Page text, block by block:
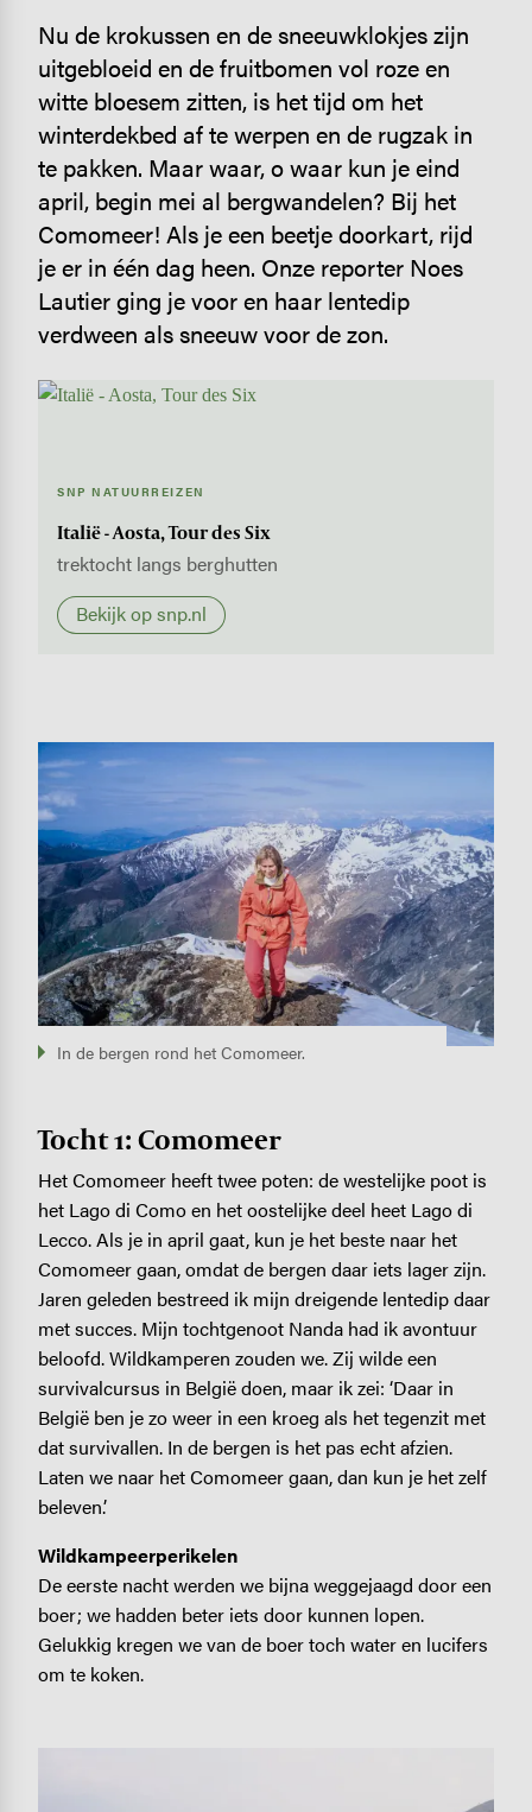
SNP NATUURREIZEN
Italië - Aosta, Tour des Six
trektocht langs berghutten
Bekijk op snp.nl
Nu de krokussen en de sneeuwklokjes zijn
uitgebloeid en de fruitbomen vol roze en
witte bloesem zitten, is het tijd om het
winterdekbed af te werpen en de rugzak in
te pakken. Maar waar, o waar kun je eind
april, begin mei al bergwandelen? Bij het
Comomeer! Als je een beetje doorkart, rijd
je er in één dag heen. Onze reporter Noes
Lautier ging je voor en haar lentedip
verdween als sneeuw voor de zon.
Image
In de bergen rond het Comomeer.
Tocht 1: Comomeer
Het Comomeer heeft twee poten: de westelijke poot is
het Lago di Como en het oostelijke deel heet Lago di
Lecco. Als je in april gaat, kun je het beste naar het
Comomeer gaan, omdat de bergen daar iets lager zijn.
Jaren geleden bestreed ik mijn dreigende lentedip daar
met succes. Mijn tochtgenoot Nanda had ik avontuur
beloofd. Wildkamperen zouden we. Zij wilde een
survivalcursus in België doen, maar ik zei: ‘Daar in
België ben je zo weer in een kroeg als het tegenzit met
dat survivallen. In de bergen is het pas echt afzien.
Laten we naar het Comomeer gaan, dan kun je het zelf
beleven.’
Wildkampeerperikelen
De eerste nacht werden we bijna weggejaagd door een
boer; we hadden beter iets door kunnen lopen.
Gelukkig kregen we van de boer toch water en lucifers
om te koken.